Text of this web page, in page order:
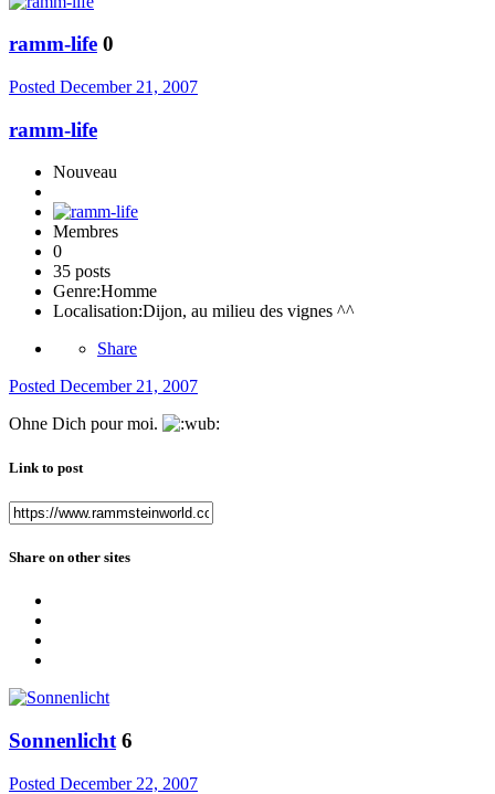
ramm-life 0
Posted December 21, 2007
ramm-life
Nouveau
Membres
0
35 posts
Genre:Homme
Localisation:Dijon, au milieu des vignes ^^
Share
Posted December 21, 2007
Ohne Dich pour moi.
Link to post
Share on other sites
Sonnenlicht 6
Posted December 22, 2007